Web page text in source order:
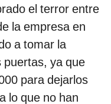
el terror entre
la empresa en
a tomar la
puertas, ya que
para dejarlos
lo que no han